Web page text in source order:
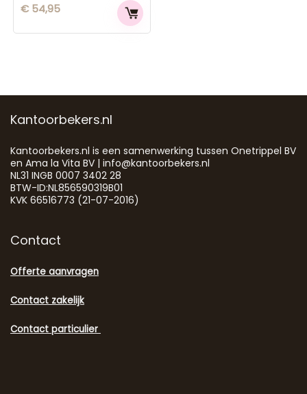
€54,95
Kantoorbekers.nl
Kantoorbekers.nl is een samenwerking tussen Onetrippel BV
en Ama la Vita BV | info@kantoorbekers.nl
NL31 INGB 0007 3402 28
BTW-ID:NL856590319B01
KVK 66516773 (21-07-2016)
Contact
Offerte aanvragen
Contact zakelijk
Contact particulier